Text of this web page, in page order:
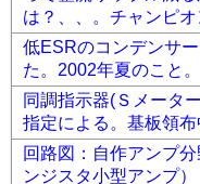
は？、、。チャンピオ
低ESRのコンデンサ
た。2002年夏のこと。
同調指示器(Ｓメータ
指定による。基板領布
回路図：自作アンプ
ンジスタ小型アンプ）